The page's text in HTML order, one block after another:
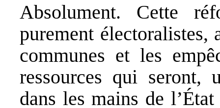
Absolument. Cette
purement électoralistes,
communes et les
ressources qui seront,
dans les mains de